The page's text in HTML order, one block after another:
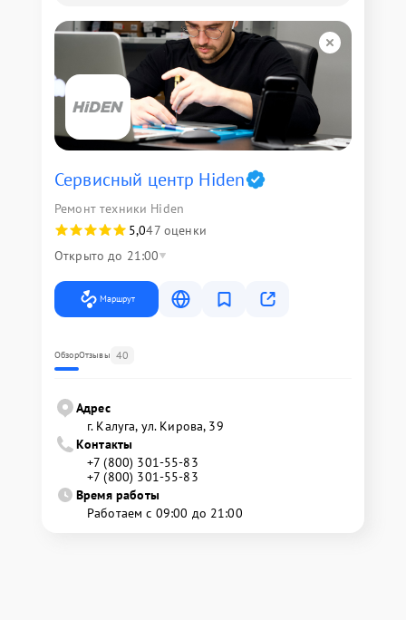
Сервисный центр Hiden
Ремонт техники Hiden
5,047 оценки
Открыто до 21:00
Маршрут
ОбзорОтзывы 40
Адрес
г. Калуга, ул. Кирова, 39
Контакты
+7 (800) 301-55-83
+7 (800) 301-55-83
Время работы
Работаем с 09:00 до 21:00